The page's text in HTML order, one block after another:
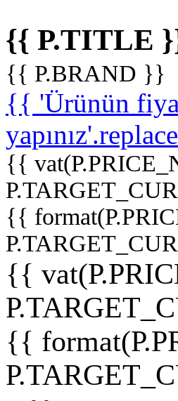
{{ P.TITLE
{{ P.BRAND }}
{{ 'Ürünün
{{
{{
{{
{{